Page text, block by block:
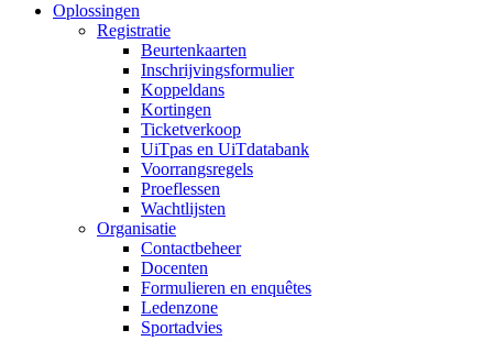
Oplossingen
Registratie
Beurtenkaarten
Inschrijvingsformulier
Koppeldans
Kortingen
Ticketverkoop
UiTpas en UiTdatabank
Voorrangsregels
Proeflessen
Wachtlijsten
Organisatie
Contactbeheer
Docenten
Formulieren en enquêtes
Ledenzone
Sportadvies